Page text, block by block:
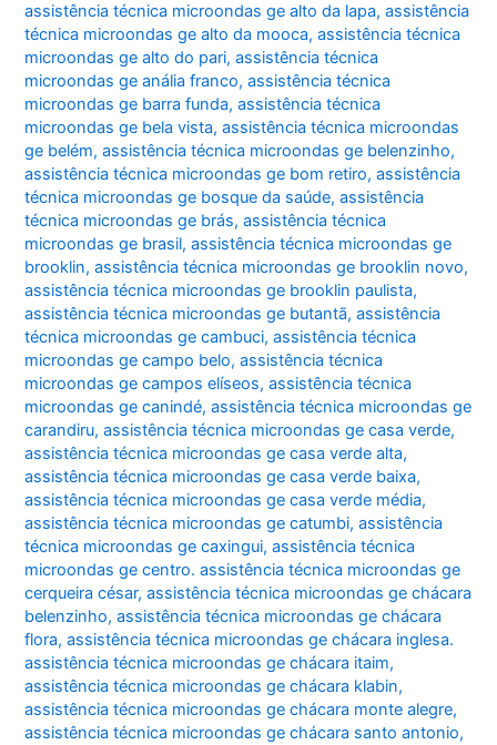
assistência técnica microondas ge alto da lapa,assistência
técnica microondas ge alto da mooca,assistência técnica
microondas ge alto do pari,assistência técnica
microondas ge anália franco,assistência técnica
microondas ge barra funda,assistência técnica
microondas ge bela vista,assistência técnica microondas
ge belém,assistência técnica microondas ge belenzinho,
assistência técnica microondas ge bom retiro,assistência
técnica microondas ge bosque da saúde,assistência
técnica microondas ge brás,assistência técnica
microondas ge brasil,assistência técnica microondas ge
brooklin,assistência técnica microondas ge brooklin novo,
assistência técnica microondas ge brooklin paulista,
assistência técnica microondas ge butantã,assistência
técnica microondas ge cambuci,assistência técnica
microondas ge campo belo,assistência técnica
microondas ge campos elíseos,assistência técnica
microondas ge canindé,assistência técnica microondas ge
carandiru,assistência técnica microondas ge casa verde,
assistência técnica microondas ge casa verde alta,
assistência técnica microondas ge casa verde baixa,
assistência técnica microondas ge casa verde média,
assistência técnica microondas ge catumbi,assistência
técnica microondas ge caxingui,assistência técnica
microondas ge centro. assistência técnica microondas ge
cerqueira césar,assistência técnica microondas ge chácara
belenzinho,assistência técnica microondas ge chácara
flora,assistência técnica microondas ge chácara inglesa.
assistência técnica microondas ge chácara itaim,
assistência técnica microondas ge chácara klabin,
assistência técnica microondas ge chácara monte alegre,
assistência técnica microondas ge chácara santo antonio,